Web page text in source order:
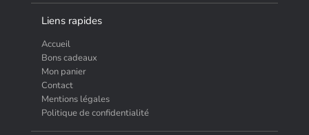
Liens rapides
Accueil
Bons cadeaux
Mon panier
Contact
Mentions légales
Politique de confidentialité